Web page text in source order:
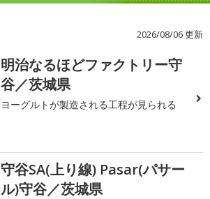
2026/08/06 更新
明治なるほどファクトリー守
谷／茨城県
ヨーグルトが製造される工程が見られる
守谷SA(上り線) Pasar(パサー
ル)守谷／茨城県